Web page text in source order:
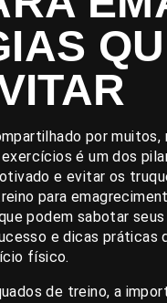
por
é um dos
e evitar os
para
podem sabotar
e dicas práticas
físico.
de treino, a